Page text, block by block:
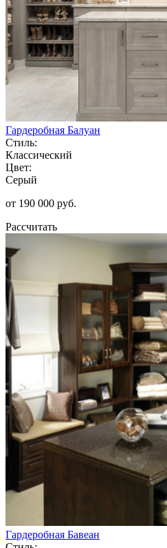
Гардеробная Балуан
Стиль:
Классический
Цвет:
Серый
от 190 000 руб.
Рассчитать
Гардеробная Бавеан